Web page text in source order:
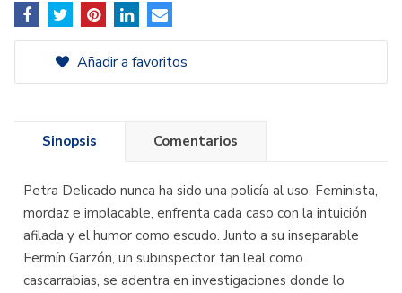
Añadir a favoritos
Sinopsis Comentarios
Petra Delicado nunca ha sido una policía al uso. Feminista,
mordaz e implacable, enfrenta cada caso con la intuición
afilada y el humor como escudo. Junto a su inseparable
Fermín Garzón, un subinspector tan leal como
cascarrabias, se adentra en investigaciones donde lo